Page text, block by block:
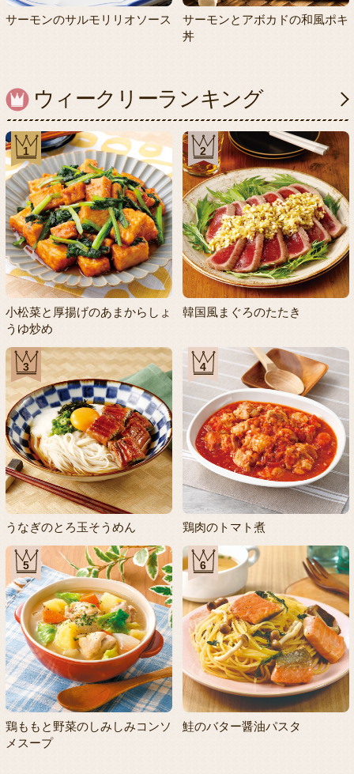
サーモンのサルモリリオソース
サーモンとアボカドの和風ポキ
丼
ウィークリーランキング
1
小松菜と厚揚げのあまからしょ
うゆ炒め
2
韓国風まぐろのたたき
3
うなぎのとろ玉そうめん
4
鶏肉のトマト煮
5
鶏ももと野菜のしみしみコンソ
メスープ
6
鮭のバター醤油パスタ